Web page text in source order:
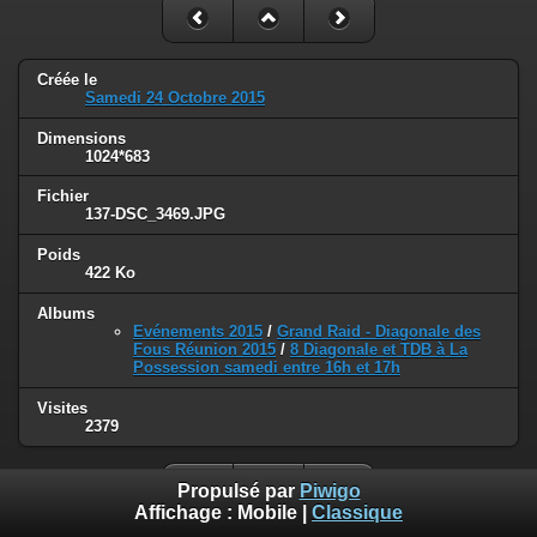
Créée le
Samedi 24 Octobre 2015
Dimensions
1024*683
Fichier
137-DSC_3469.JPG
Poids
422 Ko
Albums
Evénements 2015 / Grand Raid - Diagonale des
Fous Réunion 2015 / 8 Diagonale et TDB à La
Possession samedi entre 16h et 17h
Visites
2379
Propulsé par Piwigo
Affichage : Mobile Classique